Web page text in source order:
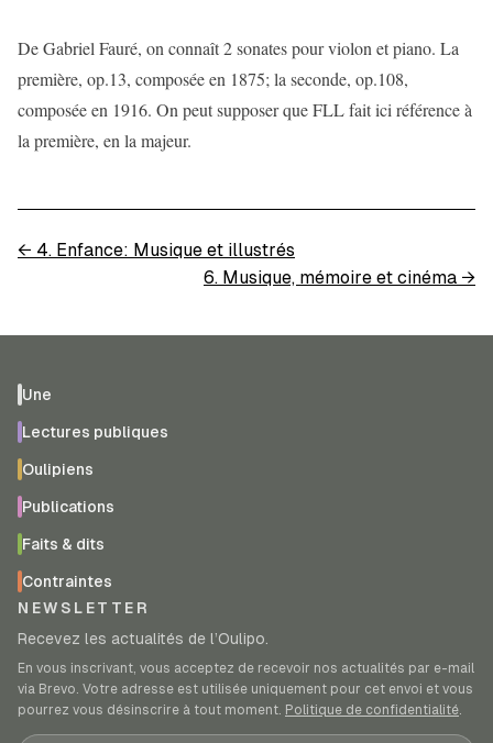
De Gabriel Fauré, on connaît 2 sonates pour violon et piano. La
première, op.13, composée en 1875; la seconde, op.108,
composée en 1916. On peut supposer que FLL fait ici référence à
la première, en la majeur.
← 4. Enfance: Musique et illustrés
6. Musique, mémoire et cinéma →
Une
Lectures publiques
Oulipiens
Publications
Faits & dits
Contraintes
NEWSLETTER
Recevez les actualités de l’Oulipo.
En vous inscrivant, vous acceptez de recevoir nos actualités par e-mail
via Brevo. Votre adresse est utilisée uniquement pour cet envoi et vous
pourrez vous désinscrire à tout moment. Politique de confidentialité.